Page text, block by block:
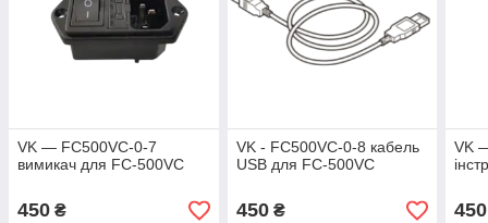
VK — FC500VC-0-7
вимикач для FC-500VC
450 ₴
VK - FC500VC-0-8 кабель
USB для FC-500VC
450₴
VK
450